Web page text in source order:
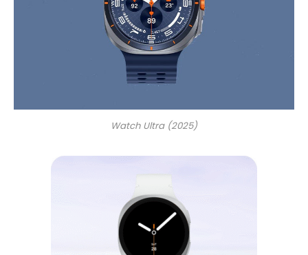
Watch Ultra (2025)